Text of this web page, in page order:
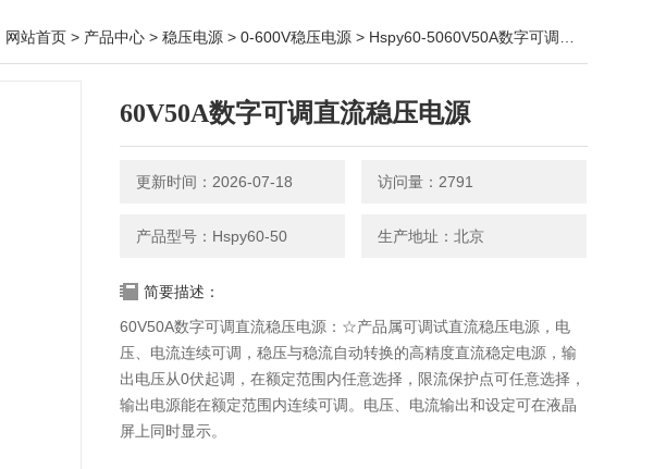
网站首页 > 产品中心 > 稳压电源 > 0-600V稳压电源 > Hspy60-5060V50A数字可调直流稳压电源
60V50A数字可调直流稳压电源
更新时间：2026-07-18 访问量：2791
产品型号：Hspy60-50 生产地址：北京
简要描述：
60V50A数字可调直流稳压电源：☆产品属可调试直流稳压电源，电
压、电流连续可调，稳压与稳流自动转换的高精度直流稳定电源，输
出电压从0伏起调，在额定范围内任意选择，限流保护点可任意选择，
输出电源能在额定范围内连续可调。电压、电流输出和设定可在液晶
屏上同时显示。